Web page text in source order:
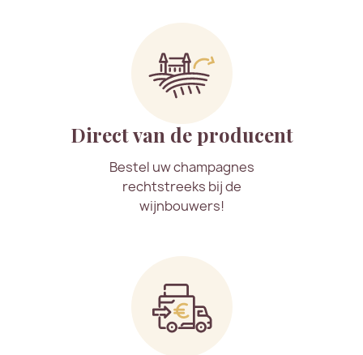
Direct van de producent
Bestel uw champagnes
rechtstreeks bij de
wijnbouwers!